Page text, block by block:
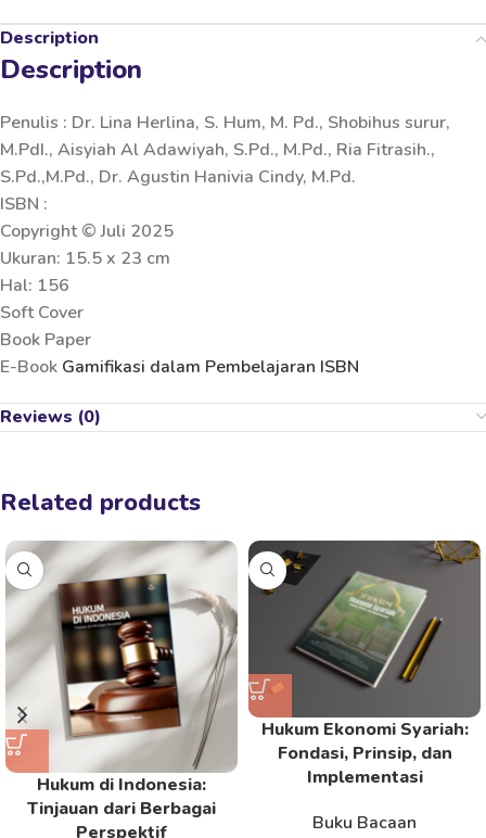
Description
Description
Penulis : Dr. Lina Herlina, S. Hum, M. Pd., Shobihus surur,
M.PdI., Aisyiah Al Adawiyah, S.Pd., M.Pd., Ria Fitrasih.,
S.Pd.,M.Pd., Dr. Agustin Hanivia Cindy, M.Pd.
ISBN :
Copyright © Juli 2025
Ukuran: 15.5 x 23 cm
Hal: 156
Soft Cover
Book Paper
E-Book Gamifikasi dalam Pembelajaran ISBN
Reviews (0)
Related products
Hukum di Indonesia:
Tinjauan dari Berbagai
Perspektif
Hukum Ekonomi Syariah:
Fondasi, Prinsip, dan
Implementasi
Buku Bacaan